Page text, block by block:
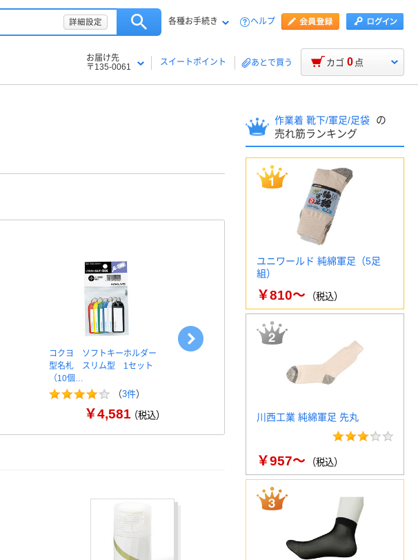
詳細設定 各種お手続き ヘルプ
お届け先
〒135-0061
スイートポイント あとで買う カゴ 0 点
コクヨ ソフトキーホルダー
型名札 スリム型 1セット
（10個…
（3件）
￥4,581（税込）
両面 ハード 5個入 カラー…
￥1,569 （税込）
作業着 靴下/軍足/足袋
の
売れ筋ランキング
ユニワールド 純綿軍足（5足
組）
￥810～ （税込）
川西工業 純綿軍足 先丸
￥957～ （税込）